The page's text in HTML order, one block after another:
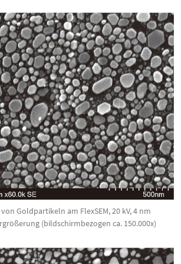
Goldpartikeln am FlexSEM, 20 kV, 4 nm
(bildschirmbezogen ca. 150.000x)